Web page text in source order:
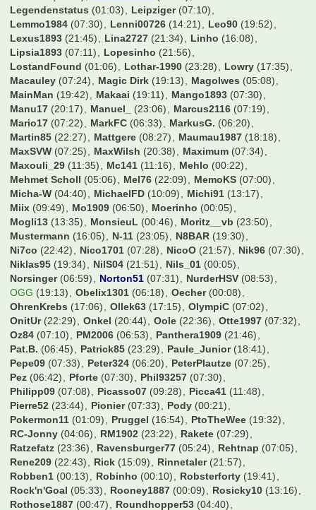
Hagelkorn(06:14) HamBurgerKing (22:55)
Hamburg1887(12:52) Hamburgerjungs(07:34)
Hampabvb (23:49) Hamster09(00:35) Hansano1965
Harkinho(19:25) Harry2019(00:41) Harry54
Henning(22:06) HerrZog17(00:54) Holle09
(22:35)
Howie(23:20) Hupe(07:11) Icey245 (20:50) Icke85(02:28)
Ingolf(05:46) International(17:19) Isi40(21:45)
Jaggabites(00:38) Janer (22:10) Janl(23:38) Jay(21:03)
JayZ1985(10:56) Jens1957(20:25) Jenson(20:12)
Jeronimo(07:30) JoeMcJoe(21:56) Johnny Kuster(18:38)
JohnnyEuro(20:44) Jonas99(07:32) JonasKamper(16:52)
Jonas_98(07:24) Joschi53(17:27) Josef Alsdorf(15:54)
Jotze(07:12) Jugger87 (00:11) Jules Rimet(23:11)
Just_FCBCGN(22:19) KaWi74(00:14) Kago (20:06)
Kapllani99(23:00) Karel(23:33) Kartenfahnder
Kartograph(07:28) Kern(23:18) Kevin94 (22:16)
KevinKuranyi22(19:54) Kevin_173(19:34) KiGoe83
KiKo(04:25) KickerKingdom(21:34) Kimmich32(11:36)
King20087(20:47) Kingsmania (02:04) Klaxon
Knaddly(23:13) Koellefornia(23:58) Konfrontation(01:38)
Kosseher76(23:03) Kugelblitz(06:39) Kundelinho
Larsinio(16:21) Lawless3012(07:32)
Legendenstatus(01:03) Leipziger(07:10)
Lemmo1984(07:30) Lenni00726(14:21) Leo90 (19:52)
Lexus1893(21:45) Lina2727(21:34) Linho(16:08)
Lipsia1893(07:11) Lopesinho(21:56)
LostandFound(01:06) Lothar-1990(23:28)
Macauley (07:24) Magic Dirk (19:13) Magolwes(05:08)
MainMan(19:42) Makaai(19:11) Mango1893
Manu17(20:17) Manuel_(23:06) Marcus2116(07:19)
Mario17(07:22) MarkFC(06:33) MarkusG. (06:20)
Martin85(22:27) Mattgere(08:27) Maumau1987(18:18)
MaxSVW (07:25) MaxWilsh(20:38) Maximum(07:34)
Maxouli_29(11:35) Mc141 (11:16) Mehlo(00:22)
Mehmet Scholl(05:06) Mel76(22:09) MemoKS(07:00)
Micha-W(04:40) MichaelFD(10:09) Michi91(13:17)